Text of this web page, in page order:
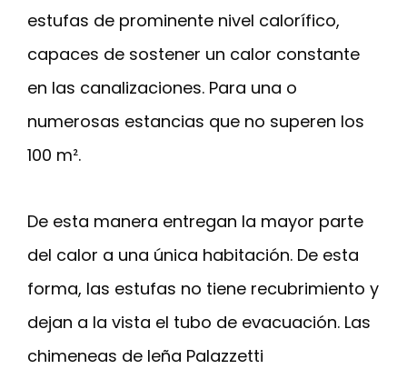
estufas de prominente nivel calorífico,
capaces de sostener un calor constante
en las canalizaciones. Para una o
numerosas estancias que no superen los
100 m².
De esta manera entregan la mayor parte
del calor a una única habitación. De esta
forma, las estufas no tiene recubrimiento y
dejan a la vista el tubo de evacuación. Las
chimeneas de leña Palazzetti